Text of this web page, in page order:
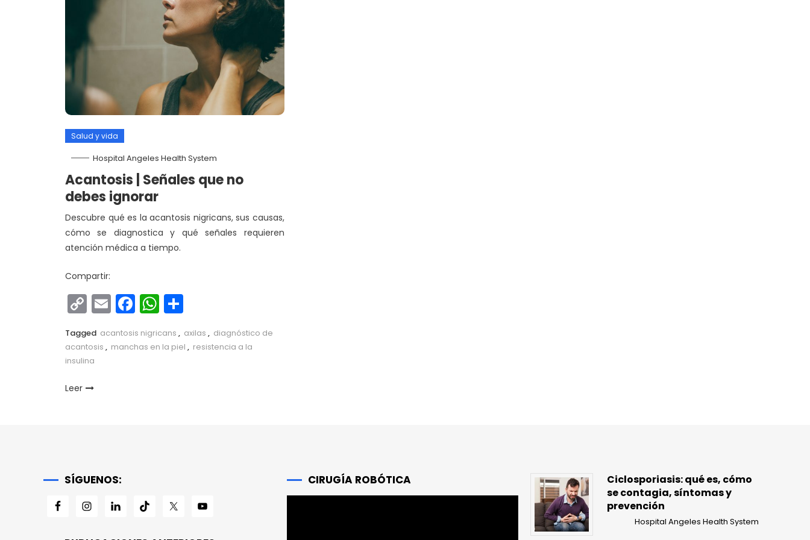
Salud y vida
Hospital Angeles Health System
Acantosis | Señales que no
debes ignorar
Descubre qué es la acantosis nigricans, sus causas,
cómo se diagnostica y qué señales requieren
atención médica a tiempo.
Compartir:
Copy
Link
EmailFacebook
WhatsApp
Tagged acantosis nigricans , axilas , diagnóstico de
acantosis , manchas en la piel , resistencia a la
insulina
Leer
SÍGUENOS: CIRUGÍA ROBÓTICA
Ciclosporiasis: qué es, cómo
se contagia, síntomas y
prevención
Hospital Angeles Health System